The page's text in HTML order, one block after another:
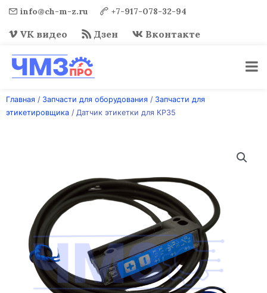
info@ch-m-z.ru +7-917-078-32-94
VK видео Дзен Вконтакте
содержимому
Главная / Запчасти для оборудования / Запчасти для
этикетировщика / Датчик этикетки для КР35